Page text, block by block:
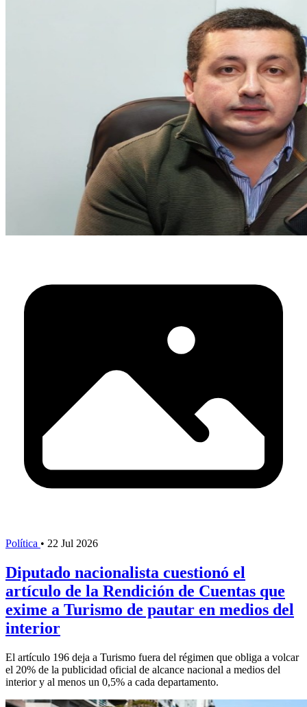
Política • 22 Jul 2026
Diputado nacionalista cuestionó el
artículo de la Rendición de Cuentas que
exime a Turismo de pautar en medios del
interior
El artículo 196 deja a Turismo fuera del régimen que obliga a volcar
el 20% de la publicidad oficial de alcance nacional a medios del
interior y al menos un 0,5% a cada departamento.